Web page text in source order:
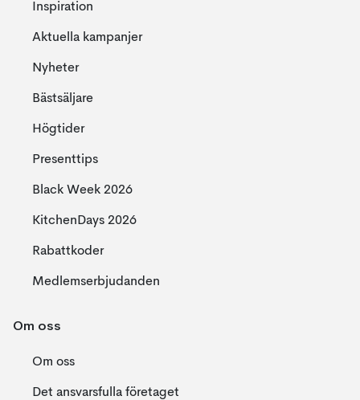
Inspiration
Aktuella kampanjer
Nyheter
Bästsäljare
Högtider
Presenttips
Black Week 2026
KitchenDays 2026
Rabattkoder
Medlemserbjudanden
Om oss
Om oss
Det ansvarsfulla företaget